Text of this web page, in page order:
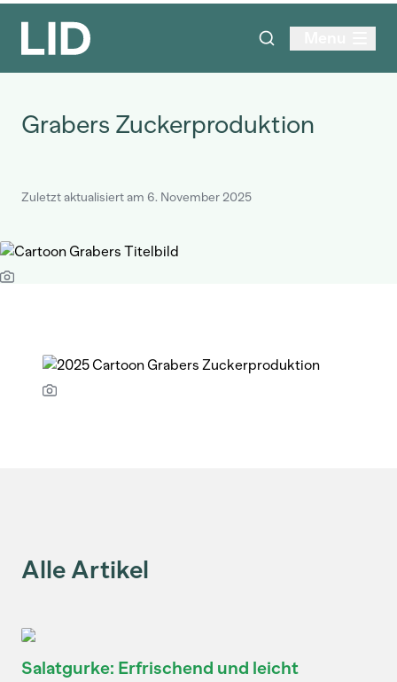
Grabers Zuckerproduktion
Zuletzt aktualisiert am 6. November 2025
Alle Artikel
Salatgurke: Erfrischend und leicht